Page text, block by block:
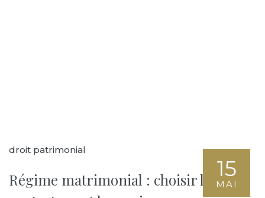
15
MAI
droit patrimonial
Régime matrimonial : choisir le bon